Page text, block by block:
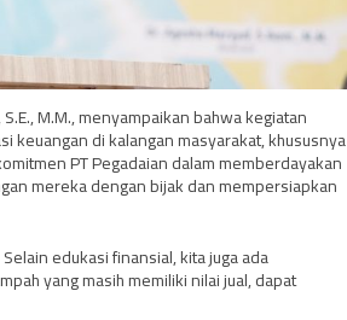
M.M., menyampaikan bahwa kegiatan
di kalangan masyarakat, khususnya
PT Pegadaian dalam memberdayakan
mereka dengan bijak dan mempersiapkan
edukasi finansial, kita juga ada
yang masih memiliki nilai jual, dapat